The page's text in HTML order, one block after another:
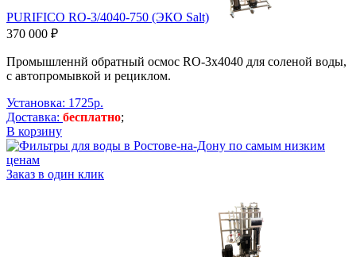
PURIFICO RO-3/4040-750 (ЭКО Salt)
370 000 ₽
Промышленнй обратный осмос RO-3х4040 для соленой воды,
с автопромывкой и рециклом.
Установка: 1725р.
Доставка: бесплатно;
В корзину
Заказ в один клик